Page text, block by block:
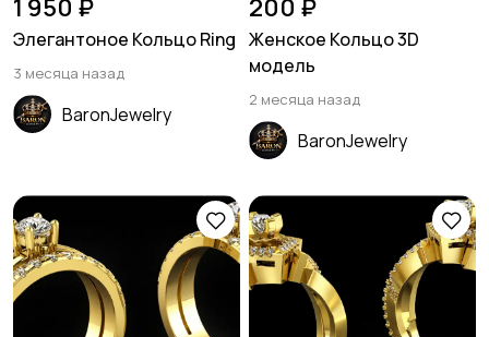
1 950 ₽
Элегантоное Кольцо Ring
3 месяца назад
BaronJewelry
200 ₽
Женское Кольцо 3D
модель
2 месяца назад
BaronJewelry